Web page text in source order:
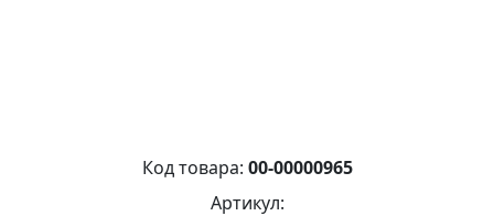
Код товара: 00-00000965
Артикул: